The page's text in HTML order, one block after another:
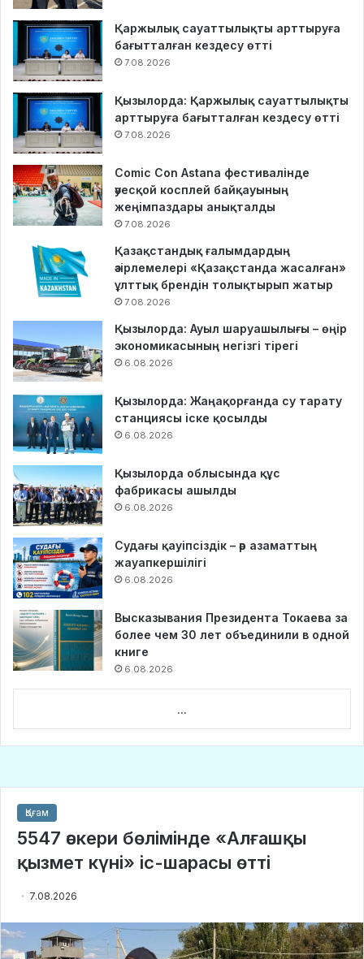
Қаржылық сауаттылықты арттыруға
бағытталған кездесу өтті
7.08.2026
Қызылорда: Қаржылық сауаттылықты
арттыруға бағытталған кездесу өтті
7.08.2026
Comic Con Astana фестивалінде
әуесқой косплей байқауының
жеңімпаздары анықталды
7.08.2026
Қазақстандық ғалымдардың
әзірлемелері «Қазақстанда жасалған»
ұлттық брендін толықтырып жатыр
7.08.2026
Қызылорда: Ауыл шаруашылығы – өңір
экономикасының негізгі тірегі
6.08.2026
Қызылорда: Жаңақорғанда су тарату
станциясы іске қосылды
6.08.2026
Қызылорда облысында құс
фабрикасы ашылды
6.08.2026
Судағы қауіпсіздік – әр азаматтың
жауапкершілігі
6.08.2026
Высказывания Президента Токаева за
более чем 30 лет объединили в одной
книге
6.08.2026
...